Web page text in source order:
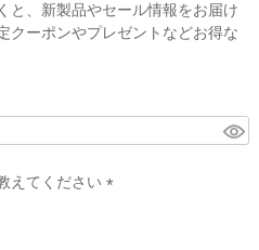
と、新製品やセール情報をお届け
クーポンやプレゼントなどお得な
えてください